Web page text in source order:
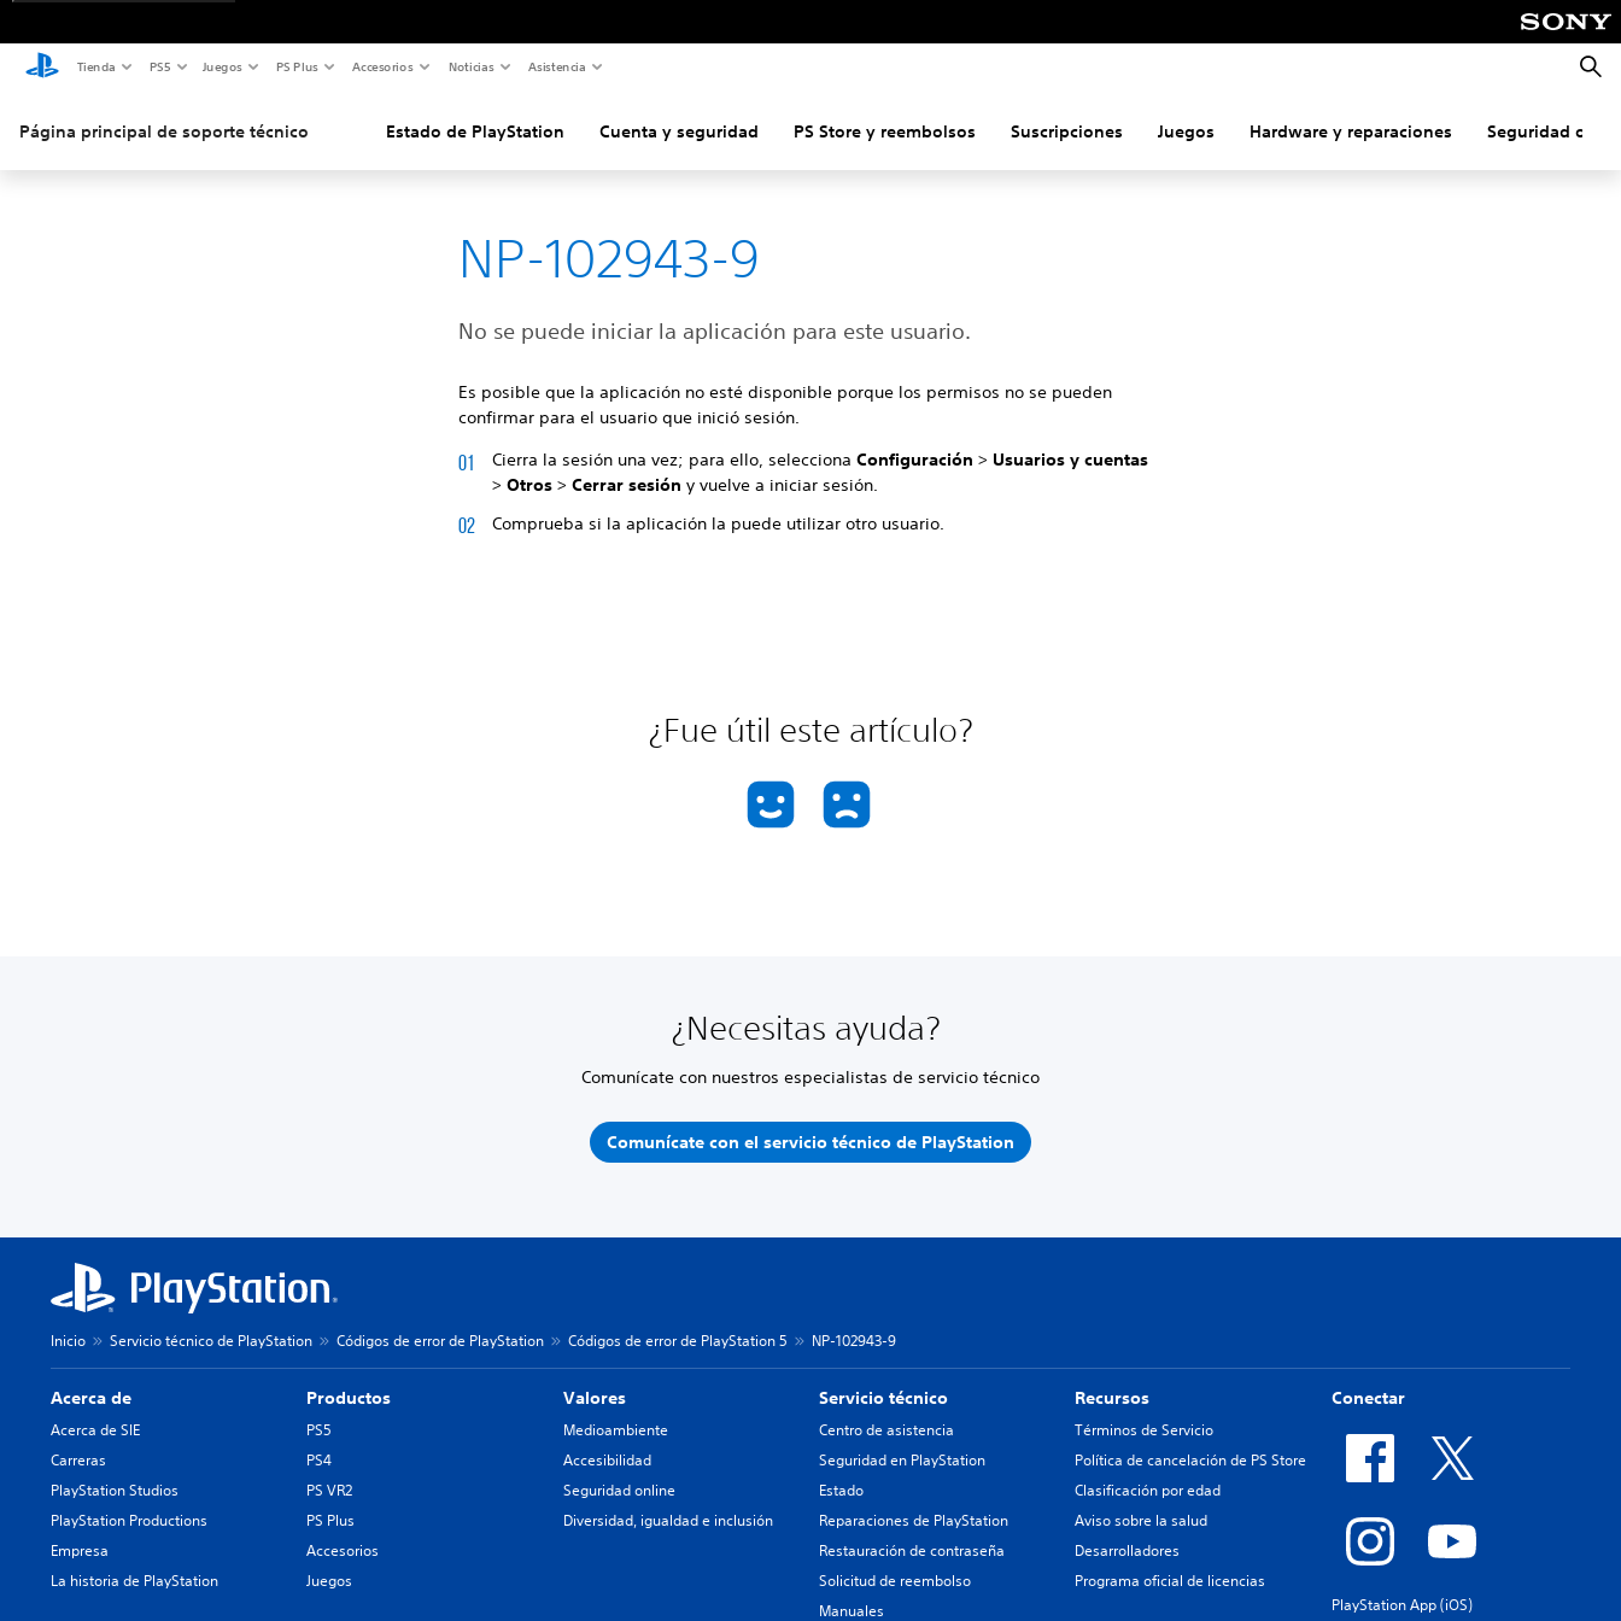
Tienda PS5 Juegos PS Plus Accesorios Noticias Asistencia
Página principal de soporte técnico Estado de PlayStation Cuenta y seguridad PS Store y reembolsos Suscripciones Juegos Hardware y reparaciones Seguridad
NP-102943-9
No se puede iniciar la aplicación para este usuario.
Es posible que la aplicación no esté disponible porque los permisos no se pueden
confirmar para el usuario que inició sesión.
Cierra la sesión una vez; para ello, seleccionaConfiguración > Usuarios y cuentas
>Otros >Cerrar sesióny vuelve a iniciar sesión.
Comprueba si la aplicación la puede utilizar otro usuario.
¿Fue útil este artículo?
¿Necesitas ayuda?
Comunícate con nuestros especialistas de servicio técnico
Comunícate con el servicio técnico de PlayStation
Inicio Servicio técnico de PlayStation Códigos de error de PlayStation Códigos de error de PlayStation 5 NP-102943-9
Acerca de
Acerca de SIE
Carreras
PlayStation Studios
PlayStation Productions
Empresa
La historia de PlayStation
Productos
PS5
PS4
PS VR2
PS Plus
Accesorios
Juegos
Valores
Medioambiente
Accesibilidad
Seguridad online
Diversidad, igualdad e inclusión
Servicio técnico
Centro de asistencia
Seguridad en PlayStation
Estado
Reparaciones de PlayStation
Restauración de contraseña
Solicitud de reembolso
Manuales
Recursos
Términos de Servicio
Política de cancelación de PS Store
Clasificación por edad
Aviso sobre la salud
Desarrolladores
Programa oficial de licencias
Conectar
PlayStation App (iOS)